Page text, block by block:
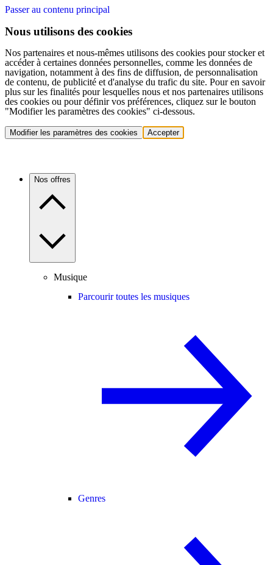
Passer au contenu principal
Nous utilisons des cookies
Nos partenaires et nous-mêmes utilisons des cookies pour stocker et
accéder à certaines données personnelles, comme les données de
navigation, notamment à des fins de diffusion, de personnalisation
de contenu, de publicité et d'analyse du trafic du site. Pour en savoir
plus sur les finalités pour lesquelles nous et nos partenaires utilisons
des cookies ou pour définir vos préférences, cliquez sur le bouton
"Modifier les paramètres des cookies" ci-dessous.
Modifier les paramètres des cookies Accepter
Nos offres
Musique
Parcourir toutes les musiques
Genres